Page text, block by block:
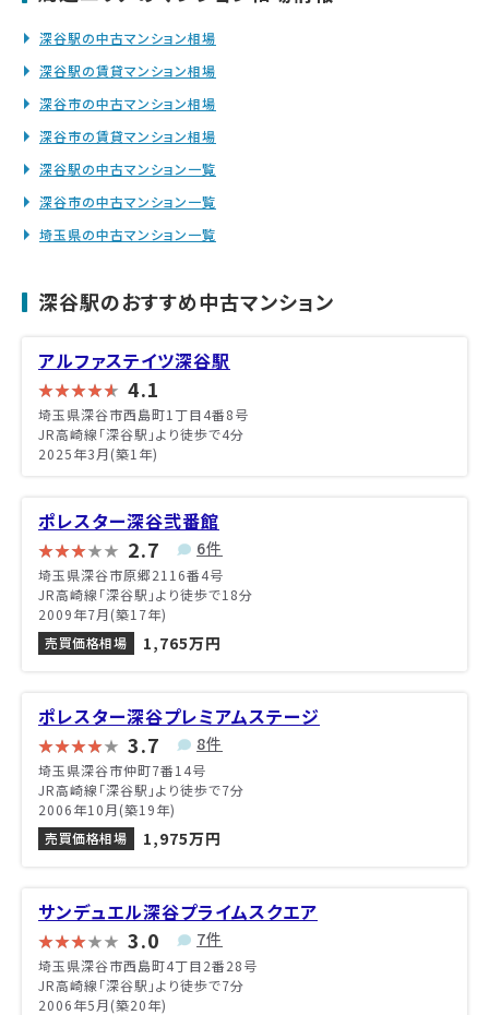
深谷駅の中古マンション相場
深谷駅の賃貸マンション相場
深谷市の中古マンション相場
深谷市の賃貸マンション相場
深谷駅の中古マンション一覧
深谷市の中古マンション一覧
埼玉県の中古マンション一覧
深谷駅のおすすめ中古マンション
アルファステイツ深谷駅
4.1
埼玉県深谷市西島町1丁目4番8号
JR高崎線「深谷駅」より徒歩で4分
2025年3月(築1年)
ポレスター深谷弐番館
2.7 6件
埼玉県深谷市原郷2116番4号
JR高崎線「深谷駅」より徒歩で18分
2009年7月(築17年)
売買価格相場
1,765万円
ポレスター深谷プレミアムステージ
3.7 8件
埼玉県深谷市仲町7番14号
JR高崎線「深谷駅」より徒歩で7分
2006年10月(築19年)
売買価格相場
1,975万円
サンデュエル深谷プライムスクエア
3.0 7件
埼玉県深谷市西島町4丁目2番28号
JR高崎線「深谷駅」より徒歩で7分
2006年5月(築20年)